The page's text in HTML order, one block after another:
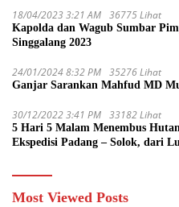
18/04/2023 3:21 AM 36775 Lihat
Kapolda dan Wagub Sumbar
Singgalang 2023
24/01/2024 8:32 PM 35276 Lihat
Ganjar Sarankan Mahfud MD
30/12/2022 3:41 PM 33182 Lihat
5 Hari 5 Malam Menembus
Ekspedisi Padang – Solok, dari
Most Viewed Posts